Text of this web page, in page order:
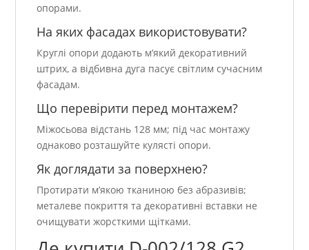
опорами.
На яких фасадах використовувати?
Круглі опори додають м’який декоративний
штрих, а відбивна дуга пасує світлим сучасним
фасадам.
Що перевірити перед монтажем?
Міжосьова відстань 128 мм; під час монтажу
однаково розташуйте кулясті опори.
Як доглядати за поверхнею?
Протирати м’якою тканиною без абразивів;
металеве покриття та декоративні вставки не
очищувати жорсткими щітками.